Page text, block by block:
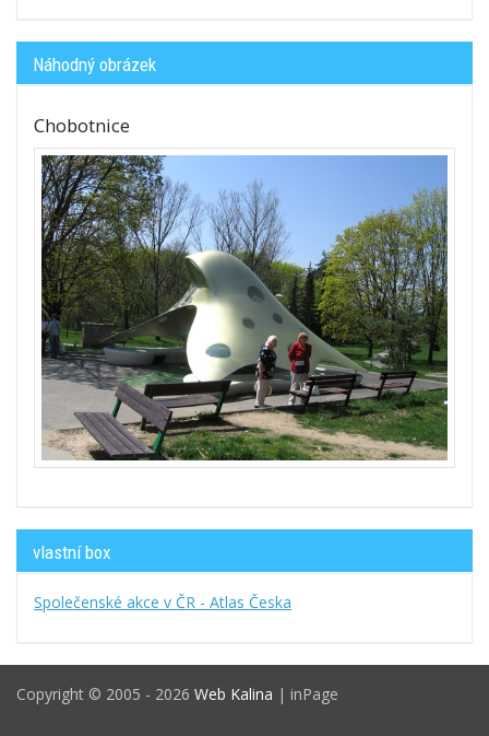
Náhodný obrázek
Chobotnice
vlastní box
Společenské akce v ČR - Atlas Česka
Copyright © 2005 - 2026 Web Kalina | inPage